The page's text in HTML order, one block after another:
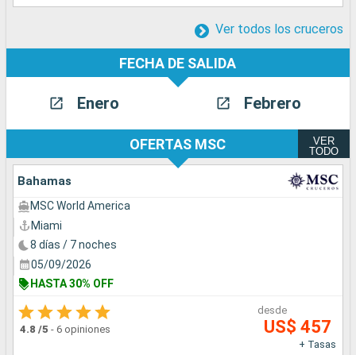
Ver todos los cruceros
FECHA DE SALIDA
Enero Febrero
OFERTAS MSC
VER
TODO
Bahamas
MSC World America
Miami
8 días / 7 noches
05/09/2026
HASTA 30% OFF
4.8 /5 - 6 opiniones
desde
US$ 457
+ Tasas